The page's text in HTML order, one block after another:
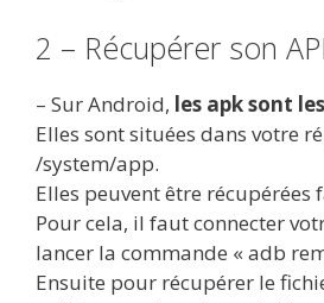
2 – Récupérer son
– Sur Android, les apk sont
Elles sont situées dans votre
/system/app.
Elles peuvent être récupérées
Pour cela, il faut connecter
lancer la commande « adb
Ensuite pour récupérer le